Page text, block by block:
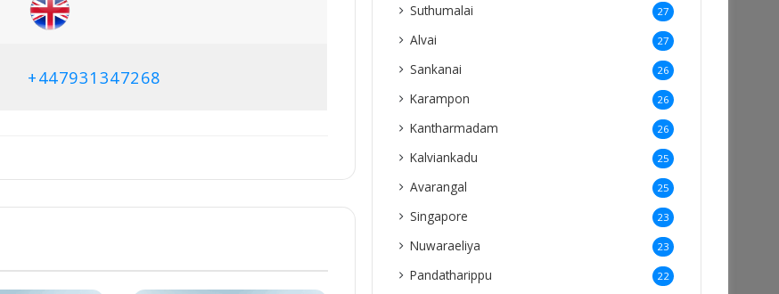
+447931347268
Suthumalai 27
Alvai 27
Sankanai 26
Karampon 26
Kantharmadam 26
Kalviankadu 25
Avarangal 25
Singapore 23
Nuwaraeliya 23
Pandatharippu 22